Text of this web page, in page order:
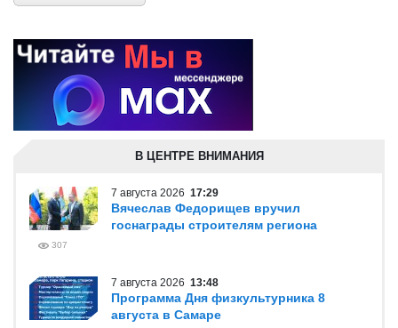
В ЦЕНТРЕ ВНИМАНИЯ
7 августа 2026 17:29
Вячеслав Федорищев вручил
госнаграды строителям региона
307
7 августа 2026 13:48
Программа Дня физкультурника 8
августа в Самаре